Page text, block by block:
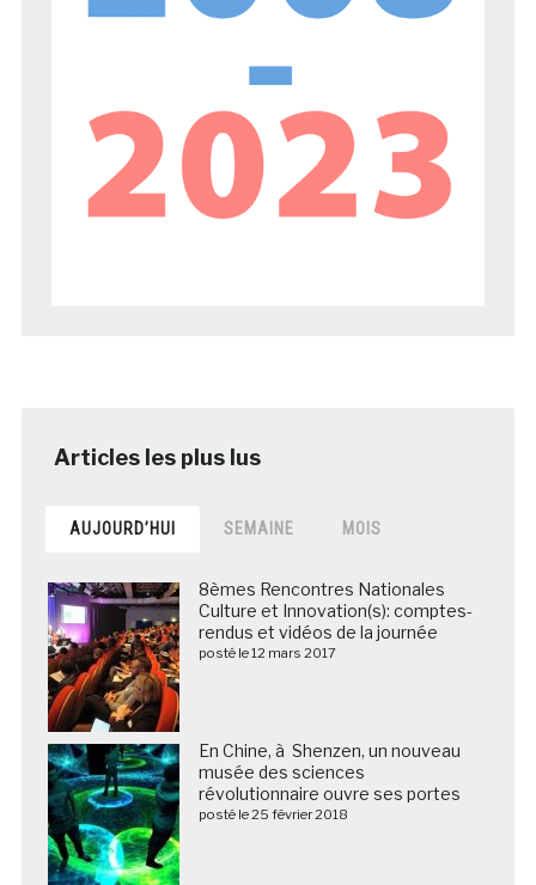
AUJOURD’HUI SEMAINE MOIS
8èmes Rencontres Nationales
Culture et Innovation(s): comptes-
rendus et vidéos de la journée
posté le 12 mars 2017
En Chine, à Shenzen, un nouveau
musée des sciences
révolutionnaire ouvre ses portes
posté le 25 février 2018